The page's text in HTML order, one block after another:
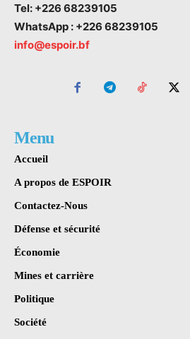
Tel: +226 68239105
WhatsApp : +226 68239105
info@espoir.bf
Menu
Accueil
A propos de ESPOIR
Contactez-Nous
Défense et sécurité
Économie
Mines et carrière
Politique
Société